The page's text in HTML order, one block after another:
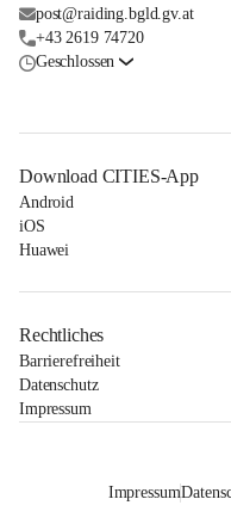
post@raiding.bgld.gv.at
+43 2619 74720
Geschlossen
Download CITIES-App
Android
iOS
Huawei
Rechtliches
Barrierefreiheit
Datenschutz
Impressum
Impressum